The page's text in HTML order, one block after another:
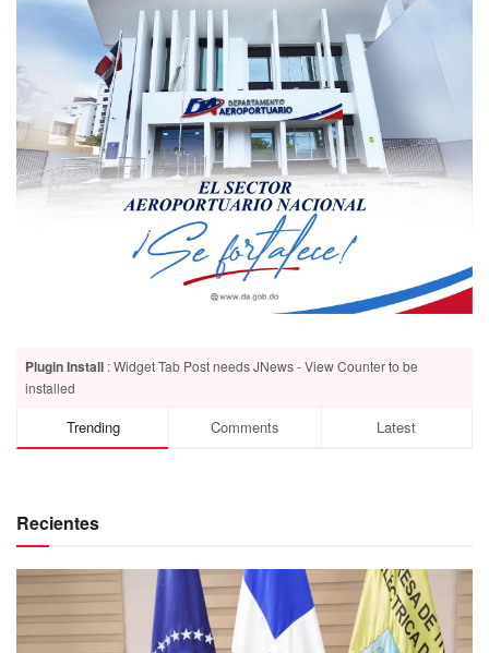
Plugin Install : Widget Tab Post needs JNews - View Counter to be
installed
Trending Comments Latest
Recientes